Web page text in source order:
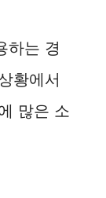
하는 경
황에서
많은 소